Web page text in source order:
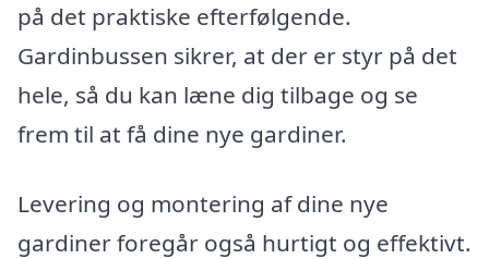
på det praktiske efterfølgende.
Gardinbussen sikrer, at der er styr på det
hele, så du kan læne dig tilbage og se
frem til at få dine nye gardiner.
Levering og montering af dine nye
gardiner foregår også hurtigt og effektivt.